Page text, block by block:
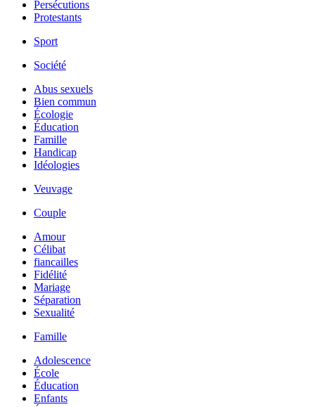
Persécutions
Protestants
Sport
Société
Abus sexuels
Bien commun
Écologie
Éducation
Famille
Handicap
Idéologies
Veuvage
Couple
Amour
Célibat
fiancailles
Fidélité
Mariage
Séparation
Sexualité
Famille
Adolescence
École
Éducation
Enfants